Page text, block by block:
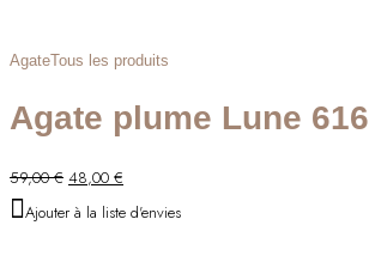
AgateTous les produits
Agate plume Lune 616
59,00€ Le
initial
48,00 €
actuel
Ajouter à la liste d'envies